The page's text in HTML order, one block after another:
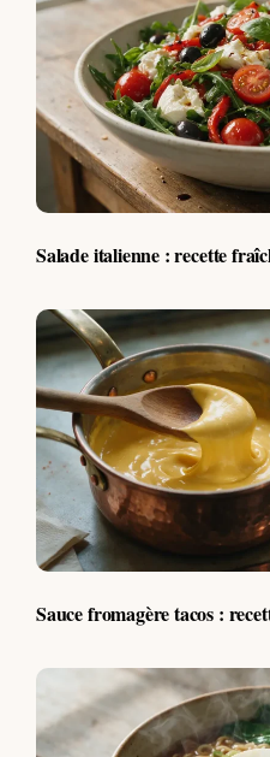
Salade italienne : recette
Sauce fromagère tacos :